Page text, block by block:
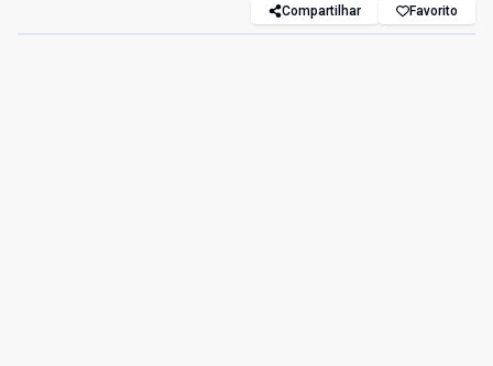
Compartilhar Favorito